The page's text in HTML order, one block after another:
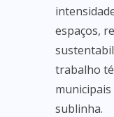
espaços,
trabalho
sublinha.